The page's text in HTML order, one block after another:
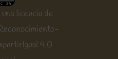
licencia de
4.0